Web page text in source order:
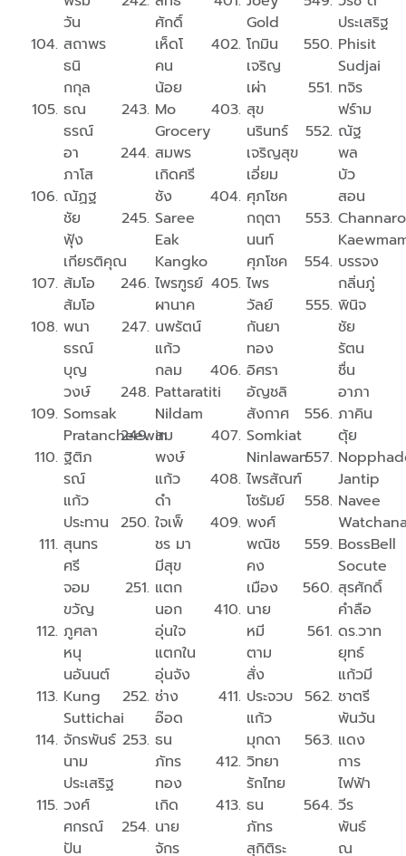
วัน
สถาพร
ธนิ
กกุล
ธณ
ธรณ์
อา
ภาโส
ณัฏฐ
ชัย
ฟุ้ง
เกียรติคุณ
ส้มโอ
ส้มโอ
พนา
ธรณ์
บุญ
วงษ์
Somsak
Pratancheewin
ฐิติภ
รณ์
แก้ว
ประทาน
สุนทร
ศรี
จอม
ขวัญ
ภูศลา
หนุ
นอันนต์
Kung
Suttichai
จักรพันธ์
นาม
ประเสริฐ
วงศ์
ศกรณ์
ปัน
ศักดิ์
เห็ดโ
คน
น้อย
Mo
Grocery
สมพร
เกิดศรี
ชัง
Saree
Eak
Kangko
ไพรฑูรย์
ผานาค
นพรัตน์
แก้ว
กลม
Pattaratiti
Nildam
สม
พงษ์
แก้ว
ดำ
ใจเพ็
ชร มา
มีสุข
แตก
นอก
อุ่นใจ
แตกใน
อุ่นจัง
ช่าง
อ๊อด
ธน
ภัทร
ทอง
เกิด
นาย
จักร
Gold
โกมิน
เจริญ
เผ่า
สุข
นรินทร์
เจริญสุข
เอี่ยม
ศุภโชค
กฤตา
นนท์
ศุภโชค
ไพร
วัลย์
กันยา
ทอง
อิศรา
อัญชลิ
สังกาศ
Somkiat
Ninlawan
ไพรสัณฑ์
โซรัมย์
พงศ์
พณิช
คง
เมือง
นาย
หมี
ตาม
สั่ง
ประจวบ
แก้ว
มุกดา
วิทยา
รักไทย
ธน
ภัทร
สุกิติระ
ประเสริฐ
Phisit
Sudjai
ทจิร
ฟร์าม
ณัฐ
พล
บัว
สอน
บรรจง
กลิ่นภู่
พินิจ
ชัย
รัตน
ชื่น
อาภา
ภาคิน
ตุ้ย
Jantip
Navee
BossBell
Socute
สุรศักดิ์
คำลือ
ดร.วาท
ยุทธ์
แก้วมี
ชาตรี
พันวัน
แดง
การ
ไฟฟ้า
วีร
พันธ์​
ณ​